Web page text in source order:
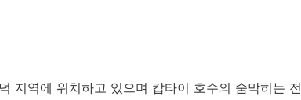
지역에 위치하고 있으며 캅타이 호수의 숨막히는 전